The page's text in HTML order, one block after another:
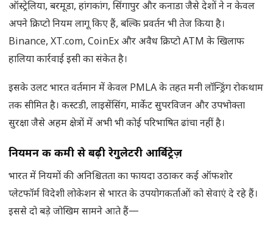
ऑस्ट्रेलिया, बरमूडा, हांगकांग, सिंगापुर और कनाडा जैसे देशों ने न केवल
अपने क्रिप्टो नियम लागू किए हैं, बल्कि प्रवर्तन भी तेज किया है।
Binance, XT.com, CoinEx और अवैध क्रिप्टो ATM के खिलाफ
हालिया कार्रवाई इसी का संकेत है।
इसके उलट भारत वर्तमान में केवल PMLA के तहत मनी लॉन्ड्रिंग रोकथाम
तक सीमित है। कस्टडी, लाइसेंसिंग, मार्केट सुपरविजन और उपभोक्ता
सुरक्षा जैसे अहम क्षेत्रों में अभी भी कोई परिभाषित ढांचा नहीं है।
नियमन की कमी से बढ़ी रेगुलेटरी आर्बिट्रेज़
भारत में नियमों की अनिश्चितता का फायदा उठाकर कई ऑफशोर
प्लेटफॉर्म विदेशी लोकेशन से भारत के उपयोगकर्ताओं को सेवाएं दे रहे हैं।
इससे दो बड़े जोखिम सामने आते हैं—